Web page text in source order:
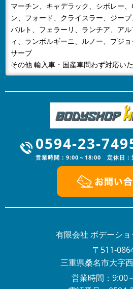
す。有限会社ボデーショップハ
ら下記日程を夏季休業とさせてい...
2024/04/26
NEWS
GW休業のお知らせ
当社はGW休業は4月28日～5月6
便をおかけいたしますが、何卒
2024/01/05 NEWS
あけましておめでとうございます
明けましておめでとうございま
配を賜りスタッフ一同心より厚
年も、更なるサービスの向上に努
2023/12/16
年末年始の営業のお知らせ
年末年始の営業のお知らせ平素
NEWS
平素は格別のお引き立てをいた
す。有限会社ボデーショップハ
ら下記日程を夏季休業とさせて
マーチン、キャデラック、シボレー
ン、フォード、クライスラー、ジー
バルト、フェラーリ、ランチア、ア
ィ、ランボルギーニ、ルノー、プジョ
サーブ
その他 輸入車・国産車問わず対応い
0594-23-
営業時間：9:00～18:00 定休日：
有限会社 ボデーシ
〒511-
三重県桑名市大字
営業時間：9:00